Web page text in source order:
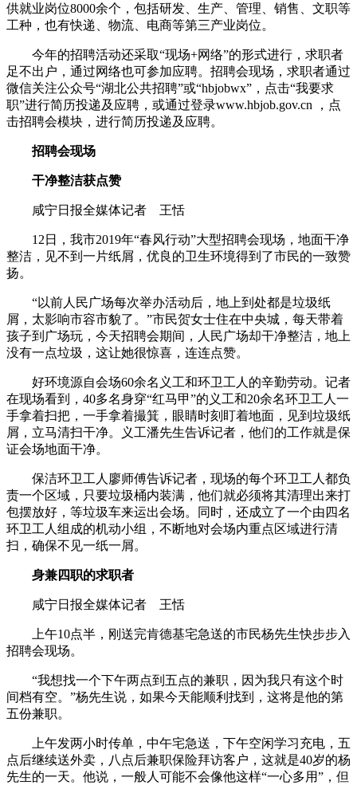
供就业岗位8000余个，包括研发、生产、管理、销售、文职等
工种，也有快递、物流、电商等第三产业岗位。
今年的招聘活动还采取“现场+网络”的形式进行，求职者
足不出户，通过网络也可参加应聘。招聘会现场，求职者通过
微信关注公众号“湖北公共招聘”或“hbjobwx”，点击“我要求
职”进行简历投递及应聘，或通过登录www.hbjob.gov.cn ，点
击招聘会模块，进行简历投递及应聘。
招聘会现场
干净整洁获点赞
咸宁日报全媒体记者 王恬
12日，我市2019年“春风行动”大型招聘会现场，地面干净
整洁，见不到一片纸屑，优良的卫生环境得到了市民的一致赞
扬。
“以前人民广场每次举办活动后，地上到处都是垃圾纸
屑，太影响市容市貌了。”市民贺女士住在中央城，每天带着
孩子到广场玩，今天招聘会期间，人民广场却干净整洁，地上
没有一点垃圾，这让她很惊喜，连连点赞。
好环境源自会场60余名义工和环卫工人的辛勤劳动。记者
在现场看到，40多名身穿“红马甲”的义工和20余名环卫工人一
手拿着扫把，一手拿着撮箕，眼睛时刻盯着地面，见到垃圾纸
屑，立马清扫干净。义工潘先生告诉记者，他们的工作就是保
证会场地面干净。
保洁环卫工人廖师傅告诉记者，现场的每个环卫工人都负
责一个区域，只要垃圾桶内装满，他们就必须将其清理出来打
包摆放好，等垃圾车来运出会场。同时，还成立了一个由四名
环卫工人组成的机动小组，不断地对会场内重点区域进行清
扫，确保不见一纸一屑。
身兼四职的求职者
咸宁日报全媒体记者 王恬
上午10点半，刚送完肯德基宅急送的市民杨先生快步步入
招聘会现场。
“我想找一个下午两点到五点的兼职，因为我只有这个时
间档有空。”杨先生说，如果今天能顺利找到，这将是他的第
五份兼职。
上午发两小时传单，中午宅急送，下午空闲学习充电，五
点后继续送外卖，八点后兼职保险拜访客户，这就是40岁的杨
先生的一天。他说，一般人可能不会像他这样“一心多用”，但